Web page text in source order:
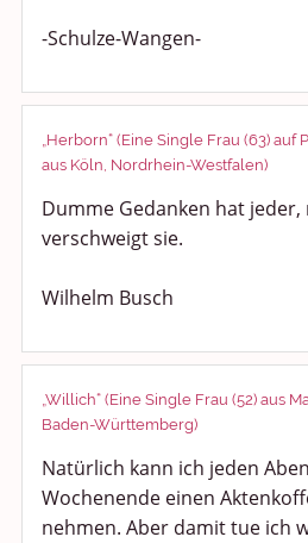
-Schulze-Wangen-
„Herborn“ (Eine Single Frau (63) auf
aus Köln, Nordrhein-Westfalen)
Dumme Gedanken hat
verschweigt sie.
Wilhelm Busch
„Willich“ (Eine Single Frau (52) aus
Baden-Württemberg)
Natürlich kann ich jeden
Wochenende einen
nehmen. Aber damit tue ich